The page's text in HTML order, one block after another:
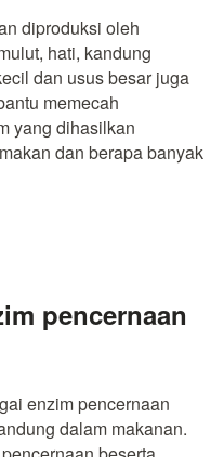
diproduksi oleh
hati, kandung
dan usus besar juga
memecah
yang dihasilkan
dan berapa banyak
pencernaan
enzim pencernaan
dalam makanan.